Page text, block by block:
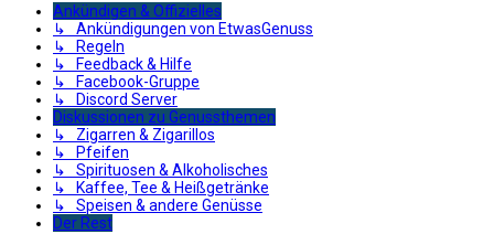
Ankündigen & Offizielles
↳ Ankündigungen von EtwasGenuss
↳ Regeln
↳ Feedback & Hilfe
↳ Facebook-Gruppe
↳ Discord Server
Diskussionen zu Genussthemen
↳ Zigarren & Zigarillos
↳ Pfeifen
↳ Spirituosen & Alkoholisches
↳ Kaffee, Tee & Heißgetränke
↳ Speisen & andere Genüsse
Der Rest